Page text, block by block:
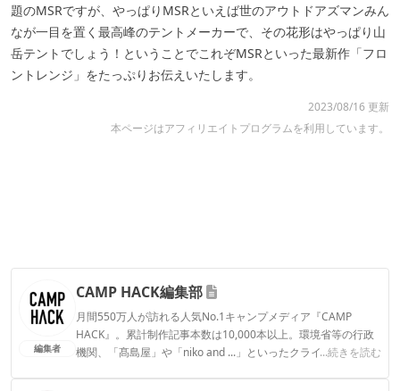
題のMSRですが、やっぱりMSRといえば世のアウトドアズマンみん
なが一目を置く最高峰のテントメーカーで、その花形はやっぱり山
岳テントでしょう！ということでこれぞMSRといった最新作「フロ
ントレンジ」をたっぷりお伝えいたします。
2023/08/16 更新
本ページはアフィリエイトプログラムを利用しています。
編集者
CAMP HACK編集部
月間550万人が訪れる人気No.1キャンプメディア『CAMP
HACK』。累計制作記事本数は10,000本以上。環境省等の行政
機関、「髙島屋」や「niko and ...」といったクライアントとの
...続きを読む